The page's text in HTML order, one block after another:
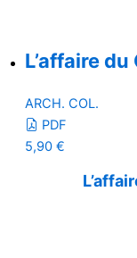
L’affaire du
ARCH. COL.
PDF
5,90 €